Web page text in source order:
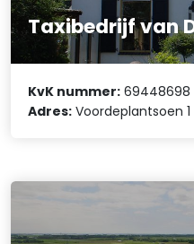
Taxibedrijf van
KvK nummer: 69448698
Adres: Voordeplantsoen 1